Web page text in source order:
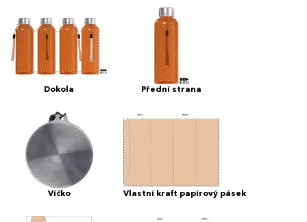
Dokola Přední strana
Víčko Vlastní kraft papírový pásek